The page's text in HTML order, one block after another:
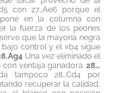
con 27…Ae6 porque el
en la columna con
la fuerza de los peones
que la mayoría negra
control y el ¤b4 sigue
Una vez eliminado el
con ventaja ganadora.28…
tampoco 28…Cd4 por
recuperar la calidad,